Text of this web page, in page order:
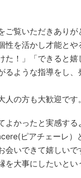
ご覧いただきありが
性を活かし才能とや
た！」「できると
るような指導をし
人の方も大歓迎です。
よかったと実感する
ピアチェーレ）
会いできて嬉しいで
を大事にしたいと